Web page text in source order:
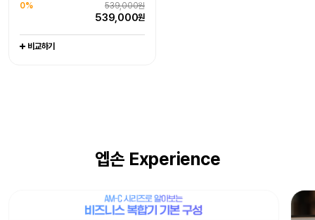
539,000원
0%
539,000원
비교하기
405,000원
비교하기
엡손 Experience